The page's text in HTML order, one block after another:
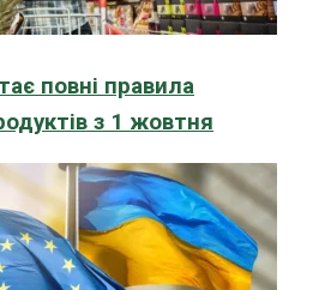
повні правила
з 1 жовтня